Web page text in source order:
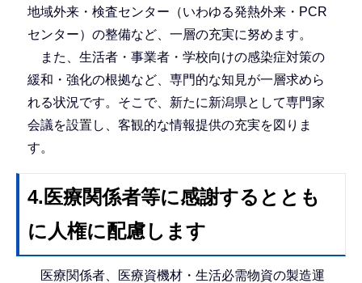
地域外来・検査センター（いわゆる発熱外来・PCR
センター）の整備など、一層の充実に努めます。
また、生活者・事業者・学校向けの感染症対策の
緩和・強化の根拠など、専門的な知見が一層求めら
れる状況です。そこで、新たに新潟県として専門家
会議を設置し、客観的な情報提供の充実を図りま
す。
4.医療関係者等に感謝するととも
に人権に配慮します
医療関係者、医療資機材・生活必需物資の製造運